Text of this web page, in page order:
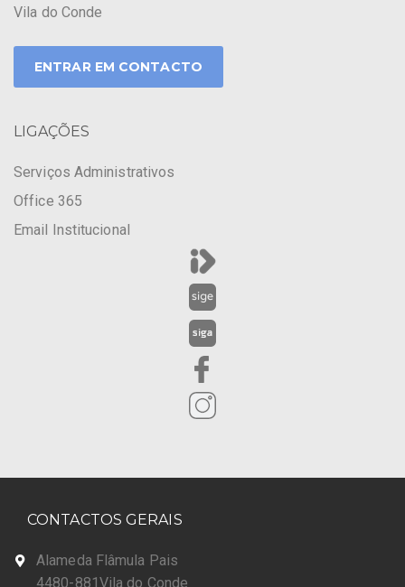
Vila do Conde
ENTRAR EM CONTACTO
LIGAÇÕES
Serviços Administrativos
Office 365
Email Institucional
CONTACTOS GERAIS
Alameda Flâmula Pais
4480-881Vila do Conde